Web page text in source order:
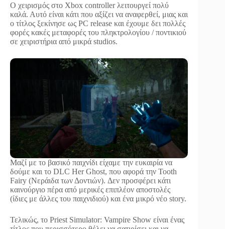
Ο χειρισμός στο Xbox controller λειτουργεί πολύ
καλά. Αυτό είναι κάτι που αξίζει να αναφερθεί, μιας και
ο τίτλος ξεκίνησε ως PC release και έχουμε δει πολλές
φορές κακές μεταφορές του πληκτρολογίου / ποντικιού
σε χειριστήρια από μικρά studios.
Μαζί με το βασικό παιχνίδι είχαμε την ευκαιρία να
δούμε και το DLC Her Ghost, που αφορά την Tooth
Fairy (Νεράιδα των Δοντιών). Δεν προσφέρει κάτι
καινούργιο πέρα από μερικές επιπλέον αποστολές
(ίδιες με άλλες του παιχνιδιού) και ένα μικρό νέο story.
Τελικώς, το Priest Simulator: Vampire Show είναι ένας